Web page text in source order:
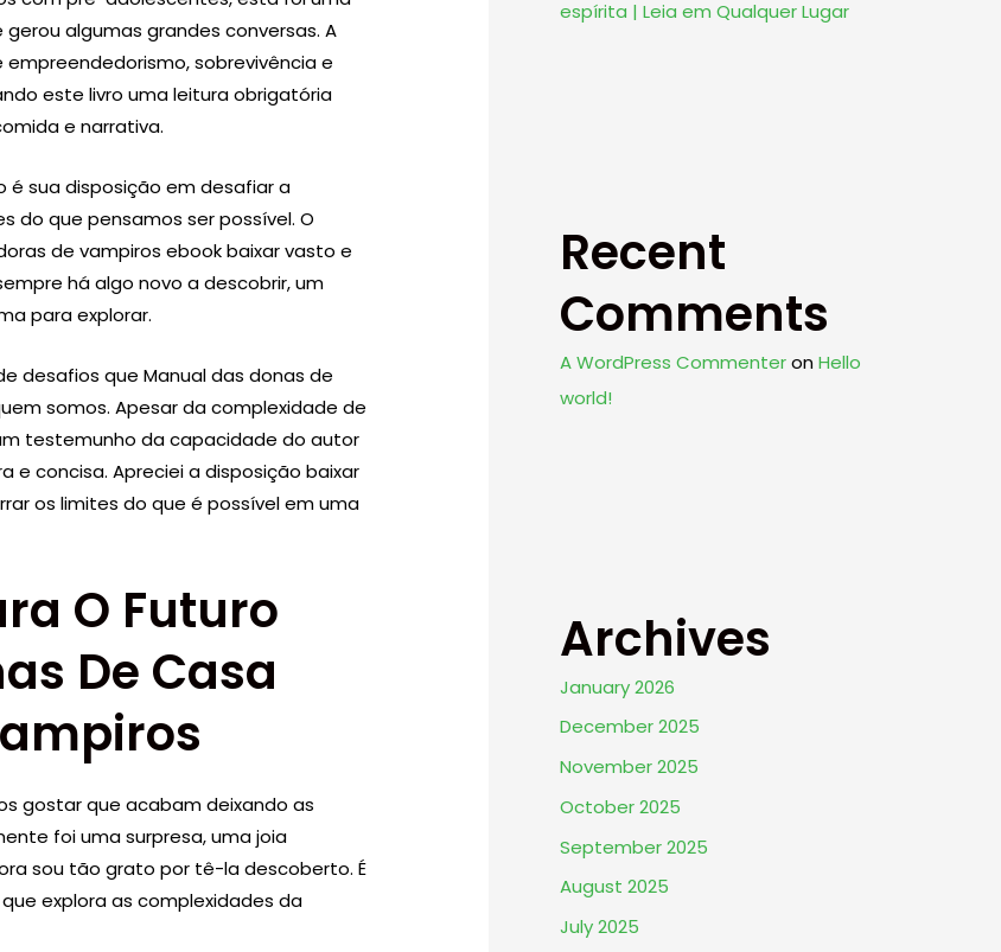
algumas grandes conversas. A
sobrevivência e
este livro uma leitura obrigatória
e narrativa.
é sua disposição em desafiar a
do que pensamos ser possível. O
de vampiros ebook baixar vasto e
há algo novo a descobrir, um
para explorar.
desafios que Manual das donas de
somos. Apesar da complexidade de
testemunho da capacidade do autor
e concisa. Apreciei a disposição baixar
os limites do que é possível em uma
O Futuro
De Casa
gostar que acabam deixando as
foi uma surpresa, uma joia
sou tão grato por tê-la descoberto. É
explora as complexidades da
espírita | Leia em Qualquer Lugar
Recent
Comments
A WordPress Commenteron Hello
world!
Archives
January 2026
December 2025
November 2025
October 2025
September 2025
August 2025
July 2025